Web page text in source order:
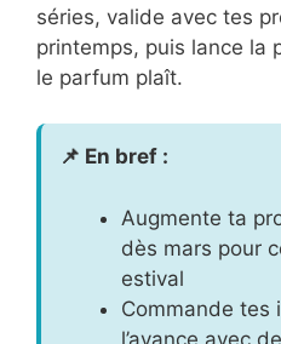
séries, valide avec tes
printemps, puis lance la
le parfum plaît.
📌 En bref :
Augmente ta
dès mars pour
estival
Commande tes
l’avance avec